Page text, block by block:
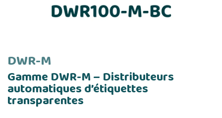
DWR-M
Gamme DWR-M – Distributeurs
automatiques d’étiquettes
transparentes